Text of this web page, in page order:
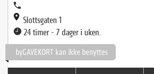
Slottsgaten 1
24 timer - 7 dager i uken.